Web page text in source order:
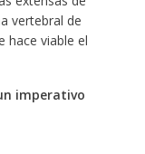
vertebral de
hace viable el
imperativo